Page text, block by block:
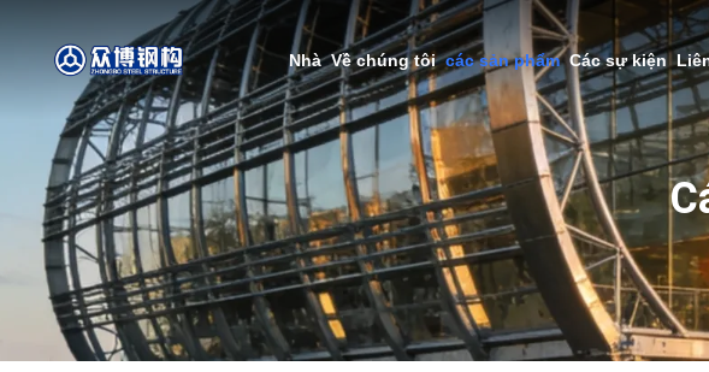
Nhà Về chúng tôi các sản phẩm Các sự kiện